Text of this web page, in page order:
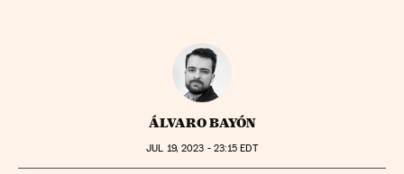
ÁLVARO BAYÓN
JUL 19, 2023 - 23:15 EDT